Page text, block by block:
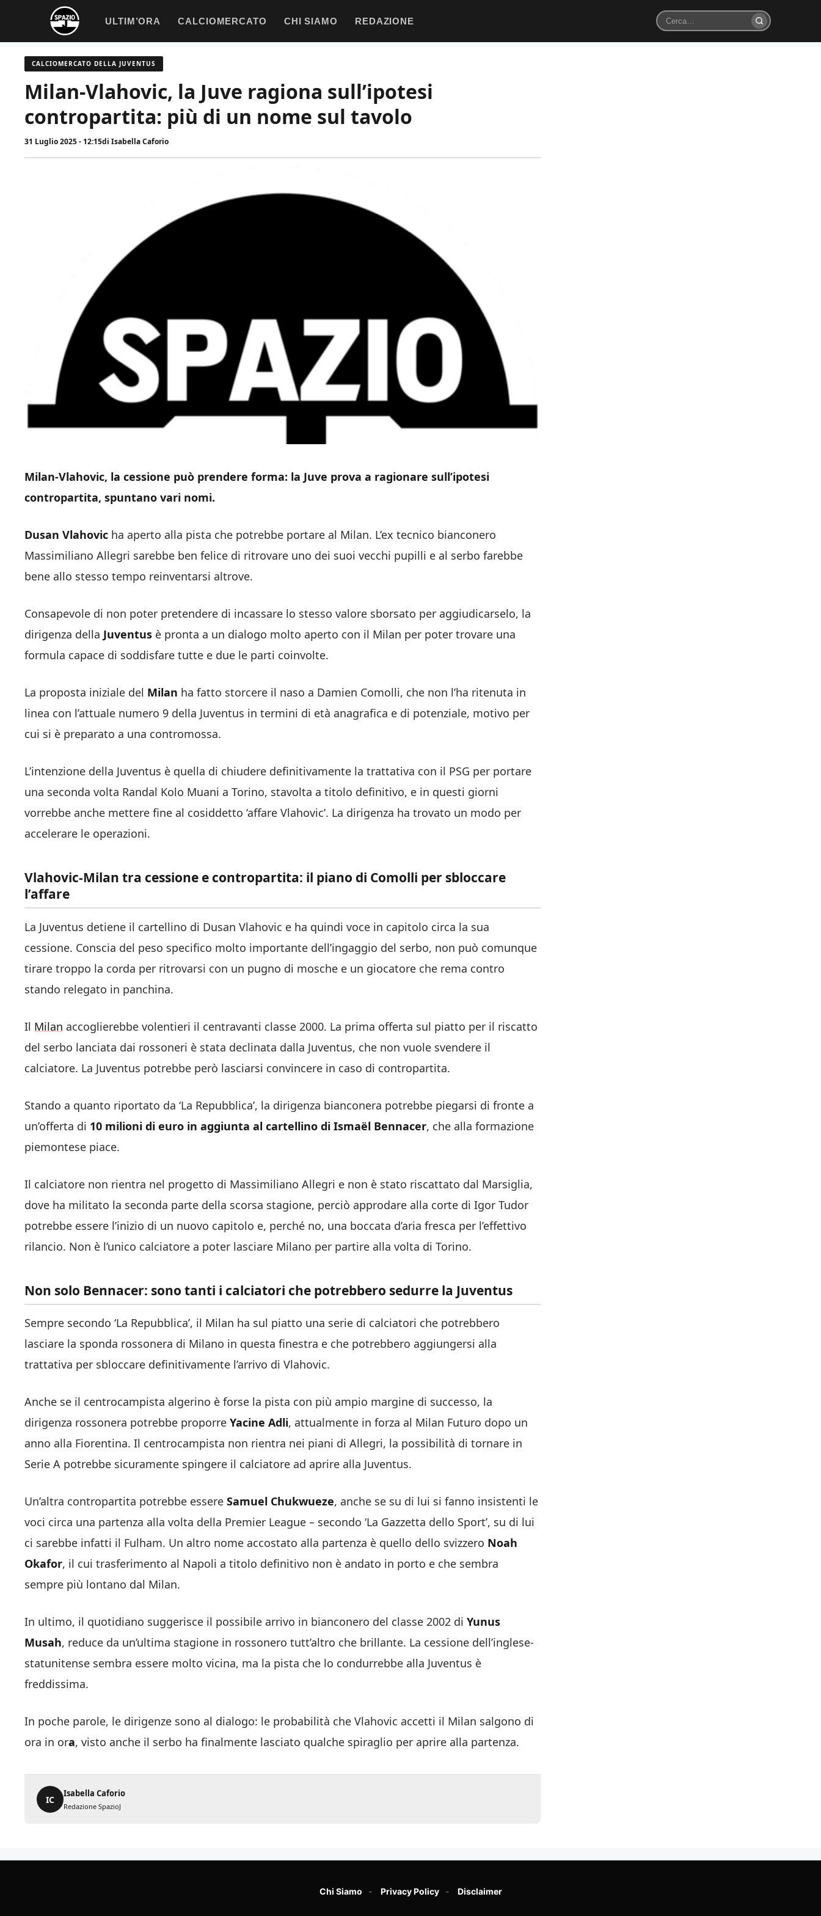
contenuto
ULTIM’ORA CALCIOMERCATO CHI SIAMO REDAZIONE
Cerca
CALCIOMERCATO DELLA JUVENTUS
Milan-Vlahovic, la Juve ragiona sull’ipotesi
contropartita: più di un nome sul tavolo
31 Luglio 2025 - 12:15di Isabella Caforio
Milan-Vlahovic, la cessione può prendere forma: la Juve prova a ragionare sull’ipotesi
contropartita, spuntano vari nomi.
Dusan Vlahovic ha aperto alla pista che potrebbe portare al Milan. L’ex tecnico bianconero
Massimiliano Allegri sarebbe ben felice di ritrovare uno dei suoi vecchi pupilli e al serbo farebbe
bene allo stesso tempo reinventarsi altrove.
Consapevole di non poter pretendere di incassare lo stesso valore sborsato per aggiudicarselo, la
dirigenza della Juventus è pronta a un dialogo molto aperto con il Milan per poter trovare una
formula capace di soddisfare tutte e due le parti coinvolte.
La proposta iniziale del Milan ha fatto storcere il naso a Damien Comolli, che non l’ha ritenuta in
linea con l’attuale numero 9 della Juventus in termini di età anagrafica e di potenziale, motivo per
cui si è preparato a una contromossa.
L’intenzione della Juventus è quella di chiudere definitivamente la trattativa con il PSG per portare
una seconda volta Randal Kolo Muani a Torino, stavolta a titolo definitivo, e in questi giorni
vorrebbe anche mettere fine al cosiddetto ‘affare Vlahovic’. La dirigenza ha trovato un modo per
accelerare le operazioni.
Vlahovic-Milan tra cessione e contropartita: il piano di Comolli per sbloccare
l’affare
La Juventus detiene il cartellino di Dusan Vlahovic e ha quindi voce in capitolo circa la sua
cessione. Conscia del peso specifico molto importante dell’ingaggio del serbo, non può comunque
tirare troppo la corda per ritrovarsi con un pugno di mosche e un giocatore che rema contro
stando relegato in panchina.
Il Milan accoglierebbe volentieri il centravanti classe 2000. La prima offerta sul piatto per il riscatto
del serbo lanciata dai rossoneri è stata declinata dalla Juventus, che non vuole svendere il
calciatore. La Juventus potrebbe però lasciarsi convincere in caso di contropartita.
Stando a quanto riportato da ‘La Repubblica’, la dirigenza bianconera potrebbe piegarsi di fronte a
un’offerta di 10 milioni di euro in aggiunta al cartellino di Ismaël Bennacer, che alla formazione
piemontese piace.
Il calciatore non rientra nel progetto di Massimiliano Allegri e non è stato riscattato dal Marsiglia,
dove ha militato la seconda parte della scorsa stagione, perciò approdare alla corte di Igor Tudor
potrebbe essere l’inizio di un nuovo capitolo e, perché no, una boccata d’aria fresca per l’effettivo
rilancio. Non è l’unico calciatore a poter lasciare Milano per partire alla volta di Torino.
Non solo Bennacer: sono tanti i calciatori che potrebbero sedurre la Juventus
Sempre secondo ‘La Repubblica’, il Milan ha sul piatto una serie di calciatori che potrebbero
lasciare la sponda rossonera di Milano in questa finestra e che potrebbero aggiungersi alla
trattativa per sbloccare definitivamente l’arrivo di Vlahovic.
Anche se il centrocampista algerino è forse la pista con più ampio margine di successo, la
dirigenza rossonera potrebbe proporre Yacine Adli, attualmente in forza al Milan Futuro dopo un
anno alla Fiorentina. Il centrocampista non rientra nei piani di Allegri, la possibilità di tornare in
Serie A potrebbe sicuramente spingere il calciatore ad aprire alla Juventus.
Un’altra contropartita potrebbe essere Samuel Chukwueze, anche se su di lui si fanno insistenti le
voci circa una partenza alla volta della Premier League – secondo ‘La Gazzetta dello Sport’, su di lui
ci sarebbe infatti il Fulham. Un altro nome accostato alla partenza è quello dello svizzero Noah
Okafor, il cui trasferimento al Napoli a titolo definitivo non è andato in porto e che sembra
sempre più lontano dal Milan.
In ultimo, il quotidiano suggerisce il possibile arrivo in bianconero del classe 2002 di Yunus
Musah, reduce da un’ultima stagione in rossonero tutt’altro che brillante. La cessione dell’inglese-
statunitense sembra essere molto vicina, ma la pista che lo condurrebbe alla Juventus è
freddissima.
In poche parole, le dirigenze sono al dialogo: le probabilità che Vlahovic accetti il Milan salgono di
ora in ora, visto anche il serbo ha finalmente lasciato qualche spiraglio per aprire alla partenza.
IC
Isabella Caforio
Redazione SpazioJ
Chi Siamo Privacy Policy Disclaimer